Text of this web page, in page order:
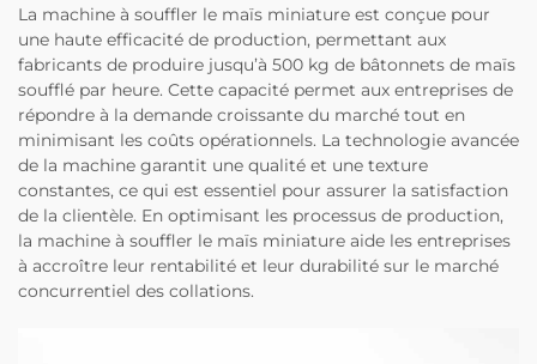
La machine à souffler le maïs miniature est conçue pour
une haute efficacité de production, permettant aux
fabricants de produire jusqu’à 500 kg de bâtonnets de maïs
soufflé par heure. Cette capacité permet aux entreprises de
répondre à la demande croissante du marché tout en
minimisant les coûts opérationnels. La technologie avancée
de la machine garantit une qualité et une texture
constantes, ce qui est essentiel pour assurer la satisfaction
de la clientèle. En optimisant les processus de production,
la machine à souffler le maïs miniature aide les entreprises
à accroître leur rentabilité et leur durabilité sur le marché
concurrentiel des collations.